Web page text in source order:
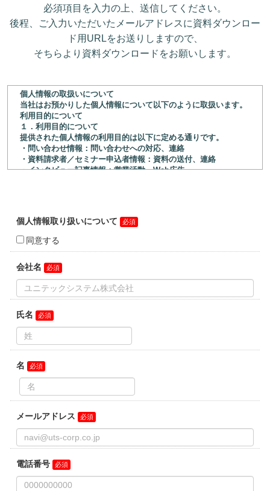
必須項目を入力の上、送信してください。
後程、ご入力いただいたメールアドレスに資料ダウンロー
ド用URLをお送りしますので、
そちらより資料ダウンロードをお願いします。
個人情報の取扱いについて
当社はお預かりした個人情報について以下のように取扱います。
利用目的について
１．利用目的について
提供された個人情報の利用目的は以下に定める通りです。
・問い合わせ情報：問い合わせへの対応、連絡
・資料請求者／セミナー申込者情報：資料の送付、連絡
・インタビュー記事情報：営業活動、Web広告
ユニテックシステム株式会社
個人情報保護管理者 和氣 雅司
住所：〒101-0032 東京都千代田区岩本町3-7-15 VORT秋葉原Ⅶ
電話番号：03-3837-5467
３.委託について
上記１項の利用目的を果たすために外部委託をする場合がありま
す。
４．個人情報を提供することの任意性について
当社に個人情報をお預かりすることは任意です。ただし、お預か
りできなかった場合には上記１項の利用目的を果たすことができ
ない場合があります。
当社が保有する開示対象個人情報の取扱いに関する開示等（利用
目的の通知、開示、内容の訂正・追加又は削除、利用の停止、消
去及び第三者への提供の停止）又は第三者提供記録の開示の申し
出は上記２項の個人情報保護管理者までご連絡下さい。開示等の
なお、利用目的の通知、及び個人情報の開示に関わる手数料は、
1件につき800円を申し受けます。
６．個人情報を保存する場合の注意点
特定の情報が保存されます。
お客様の携帯端末またはコンピューターにおける個人情報保護の
安全性はお客様の判断に委ねられます。